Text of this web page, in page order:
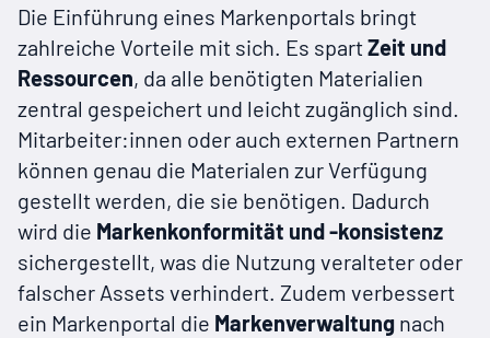
Die Einführung eines Markenportals bringt
zahlreiche Vorteile mit sich. Es spartZeit und
Ressourcen, da alle benötigten Materialien
zentral gespeichert und leicht zugänglich sind.
Mitarbeiter:innen oder auch externen Partnern
können genau die Materialen zur Verfügung
gestellt werden, die sie benötigen. Dadurch
wird die Markenkonformität und -konsistenz
sichergestellt, was die Nutzung veralteter oder
falscher Assets verhindert. Zudem verbessert
ein Markenportal die Markenverwaltung nach